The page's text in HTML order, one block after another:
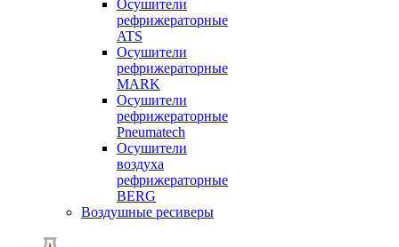
Осушители
рефрижераторные
ATS
Осушители
рефрижераторные
MARK
Осушители
рефрижераторные
Pneumatech
Осушители
воздуха
рефрижераторные
BERG
Воздушные ресиверы